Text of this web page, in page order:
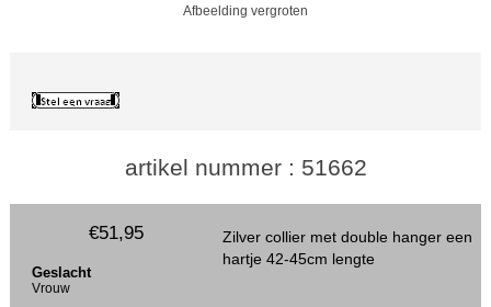
Afbeelding vergroten
artikel nummer : 51662
Zilver collier met double hanger een
hartje 42-45cm lengte
€51,95
Geslacht
Vrouw